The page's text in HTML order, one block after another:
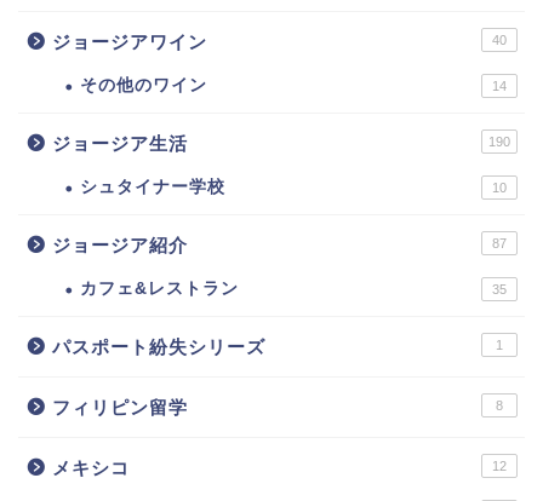
ジョージアワイン 40
その他のワイン 14
ジョージア生活 190
シュタイナー学校 10
ジョージア紹介 87
カフェ&レストラン 35
パスポート紛失シリーズ 1
フィリピン留学 8
メキシコ 12